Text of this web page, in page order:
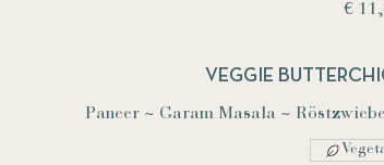
€
VEGGIE
Paneer ~ Garam Masala ~